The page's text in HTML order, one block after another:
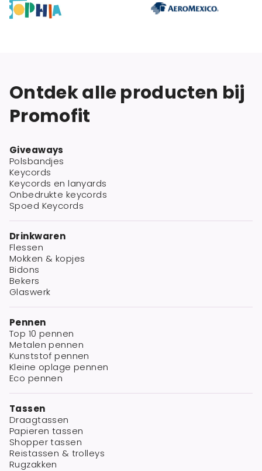
Ontdek alle producten bij
Promofit
Giveaways
Polsbandjes
Keycords
Keycords en lanyards
Onbedrukte keycords
Spoed Keycords
Drinkwaren
Flessen
Mokken & kopjes
Bidons
Bekers
Glaswerk
Pennen
Top 10 pennen
Metalen pennen
Kunststof pennen
Kleine oplage pennen
Eco pennen
Tassen
Draagtassen
Papieren tassen
Shopper tassen
Reistassen & trolleys
Rugzakken